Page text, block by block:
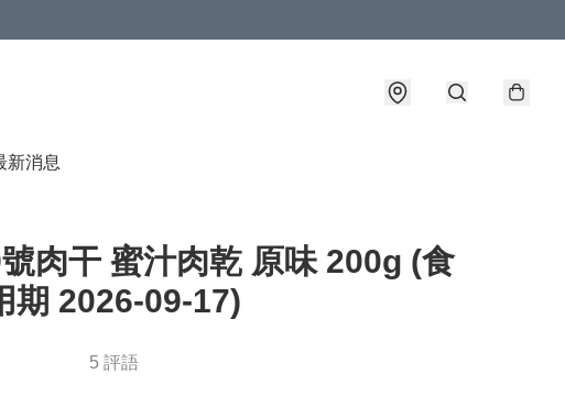
新消息
肉干 蜜汁肉乾 原味 200g (食
期 2026-09-17)
5 評語